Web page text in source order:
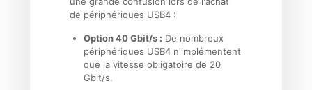
de périphériques USB4 :
Option 40 Gbit/s : De nombreux
périphériques USB4 n'implémentent
que la vitesse obligatoire de 20
Gbit/s.